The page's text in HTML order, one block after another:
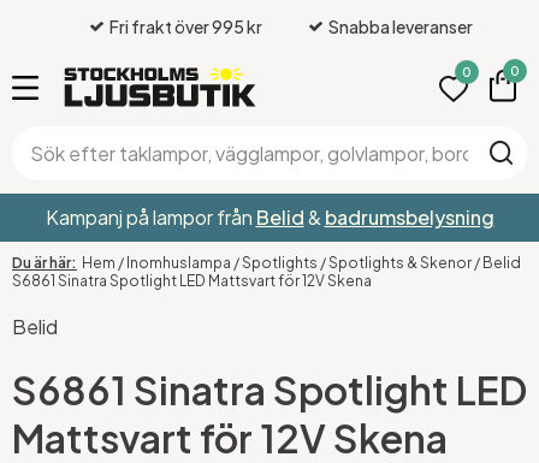
Fri frakt över 995 kr Snabba leveranser
0 0
Kampanj på lampor från Belid& badrumsbelysning
Hem / Inomhuslampa /Spotlights /Spotlights & Skenor / Belid
S6861 Sinatra Spotlight LED Mattsvart för 12V Skena
Belid
S6861 Sinatra Spotlight LED
Mattsvart för 12V Skena